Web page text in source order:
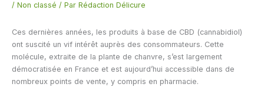
/ Non classé / Par Rédaction Délicure
Ces dernières années, les produits à base de CBD (cannabidiol)
ont suscité un vif intérêt auprès des consommateurs. Cette
molécule, extraite de la plante de chanvre, s’est largement
démocratisée en France et est aujourd’hui accessible dans de
nombreux points de vente, y compris en pharmacie.